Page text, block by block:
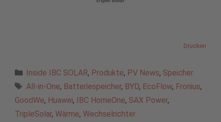
Drucken
Kategorien
Inside IBC SOLAR, Produkte, PV News, Speicher
Schlagwörter
All-in-One, Batteriespeicher, BYD, EcoFlow, Fronius,
GoodWe, Huawei, IBC HomeOne, SAX Power,
TripleSolar, Wärme, Wechselrichter